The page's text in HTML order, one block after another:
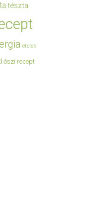
tészta
ételek
őszi recept